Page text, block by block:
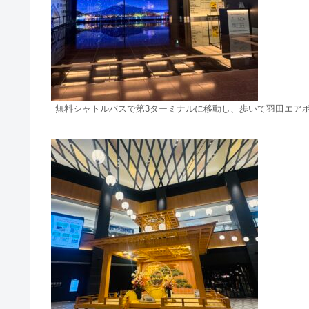
無料シャトルバスで第3ターミナルに移動し、歩いて羽田エア